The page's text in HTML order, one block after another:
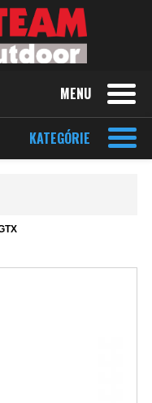
MENU
KATEGÓRIE